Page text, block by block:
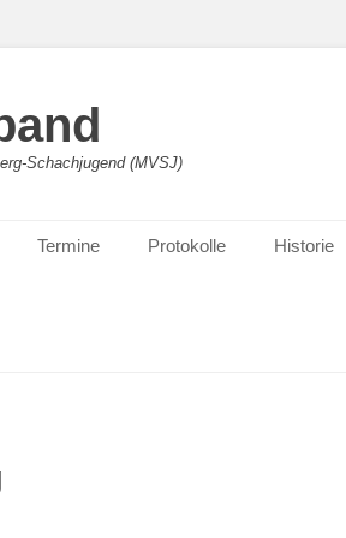
Schachjugend (MVSJ)
Termine Protokolle Historie